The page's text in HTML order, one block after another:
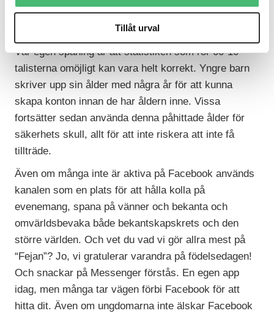
Tillåt urval
90-talisterna mest aktiva, medan 00- och 10-
talisterna söker sig till andra platser.
Vår egen spaning är att statistiken som rör 00-10-
talisterna omöjligt kan vara helt korrekt. Yngre barn
skriver upp sin ålder med några år för att kunna
skapa konton innan de har åldern inne. Vissa
fortsätter sedan använda denna påhittade ålder för
säkerhets skull, allt för att inte riskera att inte få
tillträde.
Även om många inte är aktiva på Facebook används
kanalen som en plats för att hålla kolla på
evenemang, spana på vänner och bekanta och
omvärldsbevaka både bekantskapskrets och den
större världen. Och vet du vad vi gör allra mest på
“Fejan”? Jo, vi gratulerar varandra på födelsedagen!
Och snackar på Messenger förstås. En egen app
idag, men många tar vägen förbi Facebook för att
hitta dit. Även om ungdomarna inte älskar Facebook